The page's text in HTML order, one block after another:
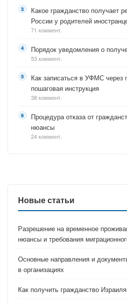
Какое гражданство получает
России у родителей
71 коммент.
Порядок уведомления о
53 коммент.
Как записаться в УФМС через
пошаговая инструкция
38 коммент.
Процедура отказа от
нюансы
24 коммент.
Новые статьи
Разрешение на временное
нюансы и требования
Основные направления и
в организациях
Как получить гражданство